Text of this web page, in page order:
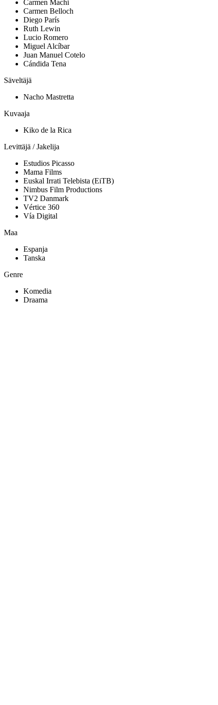
Carmen Machi
Carmen Belloch
Diego París
Ruth Lewin
Lucio Romero
Miguel Alcíbar
Juan Manuel Cotelo
Cándida Tena
Säveltäjä
Nacho Mastretta
Kuvaaja
Kiko de la Rica
Levittäjä / Jakelija
Estudios Picasso
Mama Films
Euskal Irrati Telebista (EiTB)
Nimbus Film Productions
TV2 Danmark
Vértice 360
Vía Digital
Maa
Espanja
Tanska
Genre
Komedia
Draama